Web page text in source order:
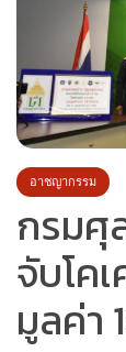
อาชญากรรม
กรมศุ
จับโค
มูลค่า